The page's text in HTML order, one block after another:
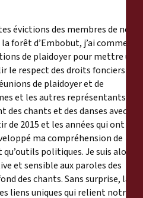
évictions des membres de notre
forêt d’Embobut, j’ai commencé
de plaidoyer pour mettre un
respect des droits fonciers de
de plaidoyer et de
et les autres représentants de
chants et des danses avec des
de 2015 et les années qui ont
ma compréhension de
politiques. Je suis alors
et sensible aux paroles des
des chants. Sans surprise, la
liens uniques qui relient notre